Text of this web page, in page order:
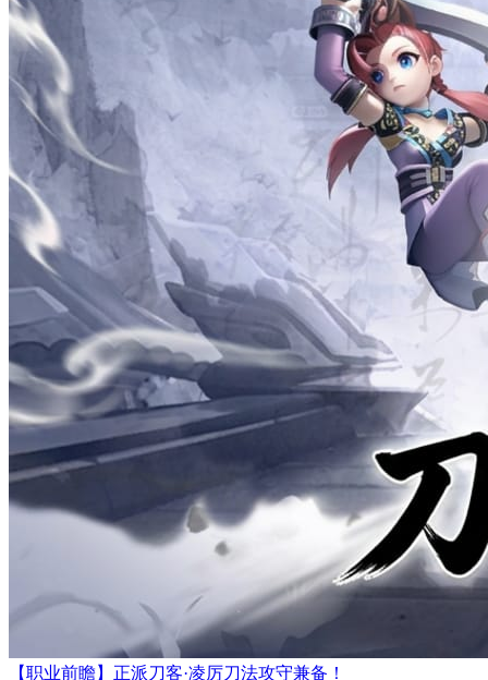
【职业前瞻】正派刀客·凌厉刀法攻守兼备！